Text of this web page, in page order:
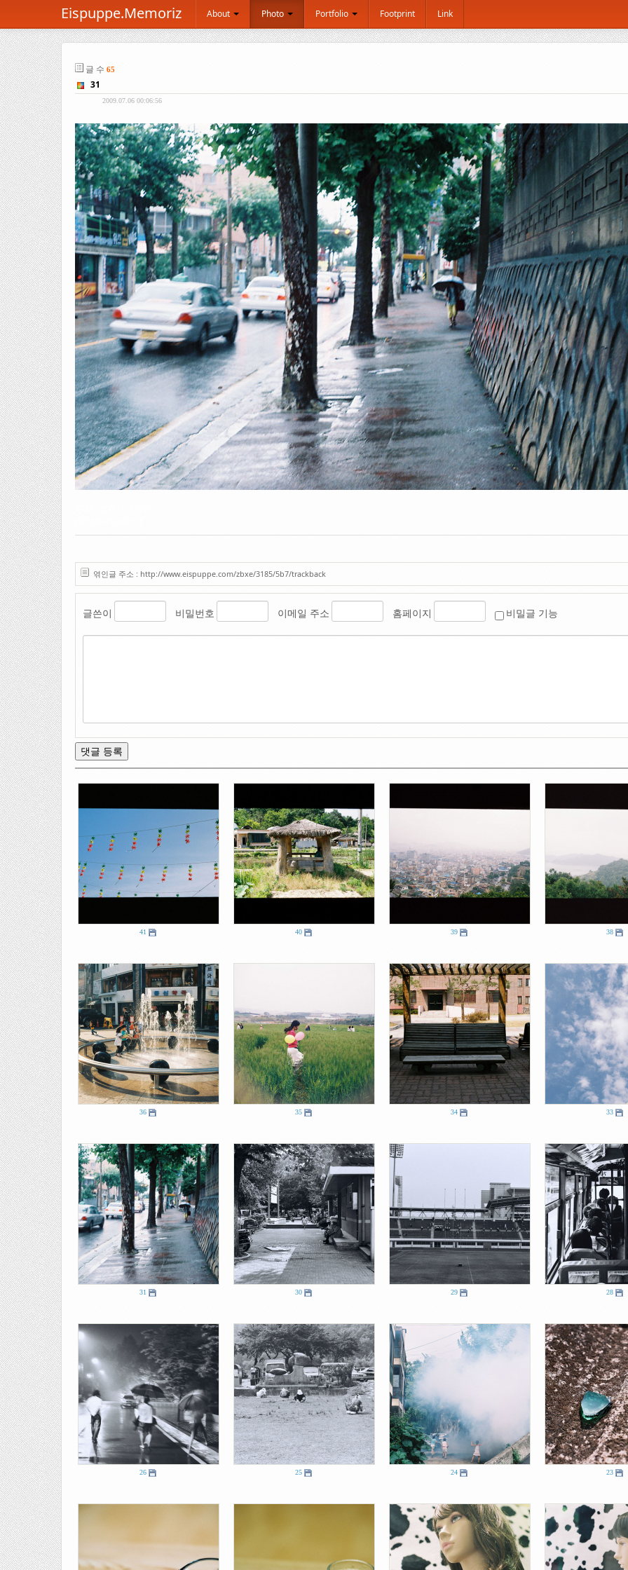
Eispuppe.Memoriz About Photo Portfolio Footprint Link
글 수 65
31
2009.07.06 00:06:56
엮인글 주소 : http://www.eispuppe.com/zbxe/3185/5b7/trackback
글쓴이 비밀번호 이메일 주소 홈페이지 비밀글 기능
41 40 39 38
36 35 34 33
31 30 29 28
26 25 24 23